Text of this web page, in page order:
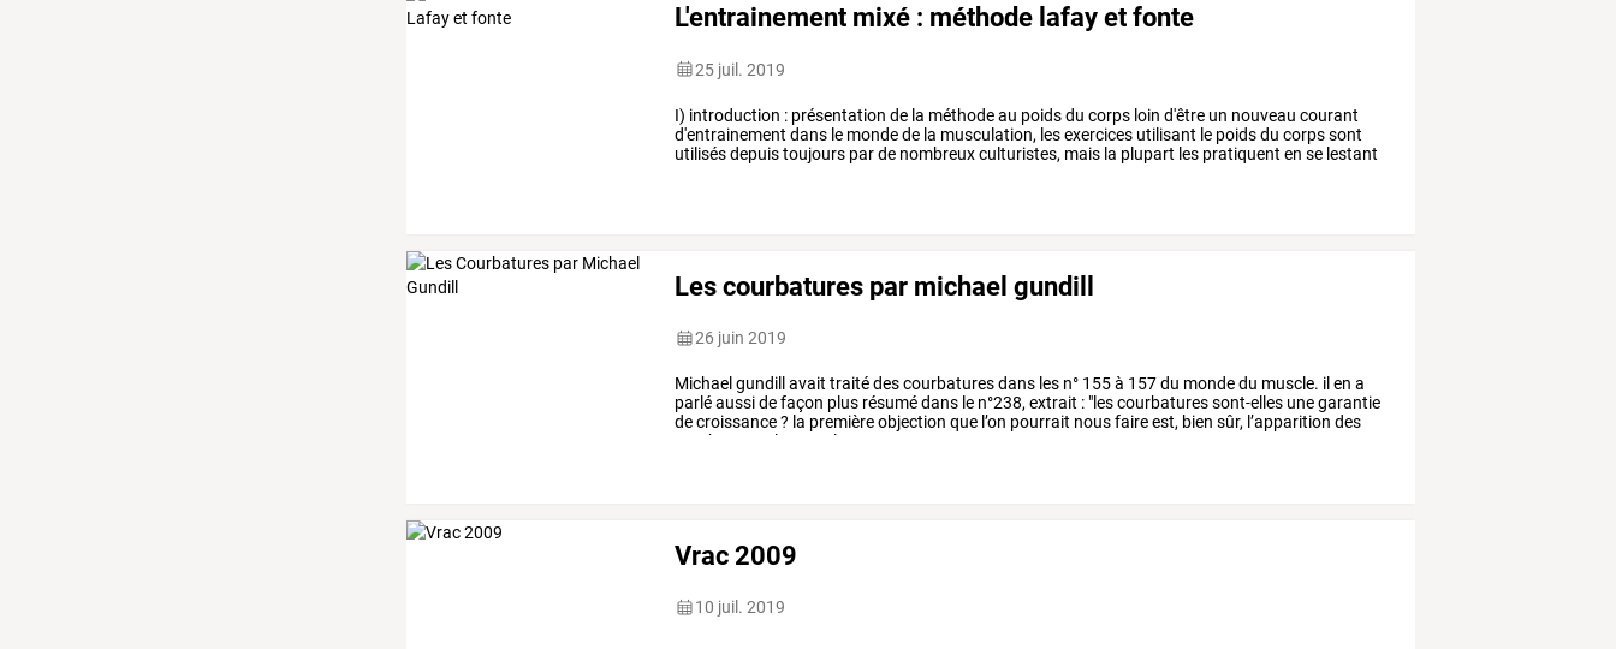
L'entrainement mixé : méthode lafay et fonte
25 juil. 2019
I) introduction : présentation de la méthodeau poidsdu corps loin d'être un nouveau courant
d'entrainement dans le mondede la musculation, lesexercices utilisant le poidsdu corpssont
utilisésdepuistoujours parde nombreuxculturistes, mais la plupart les pratiquent en se lestant
Les courbatures par michael gundill
26 juin 2019
Michael gundill avait traitédescourbaturesdans les n° 155à 157du mondedu muscle. il en a
parléaussidefaçon plus résumédans le n°238,extrait : "lescourbaturessont-elles unegarantie
decroissance? la premièreobjection que l’on pourrait nousfaireest, bien sûr, l’apparition des
courbatures.
lorsque le
Vrac 2009
10 juil. 2019